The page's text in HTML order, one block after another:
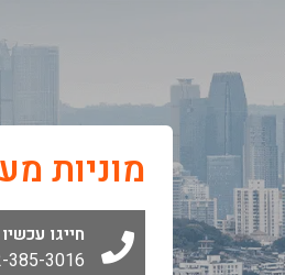
מוניות
חייגו עכשיו
385-3016